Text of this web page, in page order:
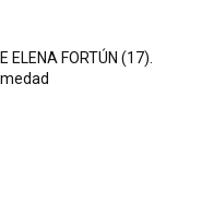
ELENA FORTÚN (17).